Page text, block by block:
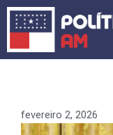
para
conteúdo
fevereiro 2, 2026